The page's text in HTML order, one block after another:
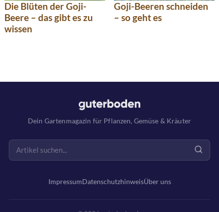
Die Blüten der Goji-
Beere – das gibt es zu
wissen
Goji-Beeren schneiden
– so geht es
Dein Gartenmagazin für Pflanzen, Gemüse & Kräuter
ImpressumDatenschutzhinweisÜber uns